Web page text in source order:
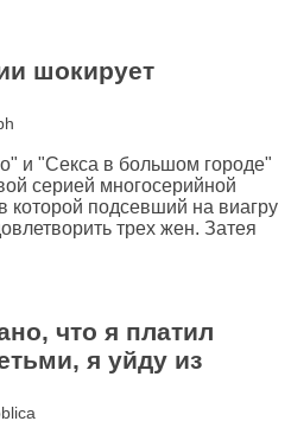
шокирует
и "Секса в большом городе"
серией многосерийной
которой подсевший на виагру
трех жен. Затея
что я платил
я уйду из